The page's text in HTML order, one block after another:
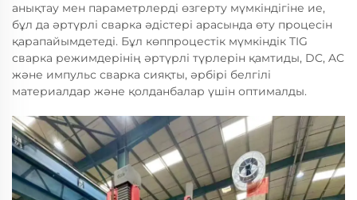
анықтау мен параметрлерді өзгерту мүмкіндігіне ие,
бұл да әртүрлі сварка әдістері арасында өту процесін
қарапайымдетеді. Бұл көппроцестік мүмкіндік TIG
сварка режимдерінің әртүрлі түрлерін қамтиды, DC, AC
және импульс сварка сияқты, әрбірі белгілі
материалдар және қолданбалар үшін оптималды.